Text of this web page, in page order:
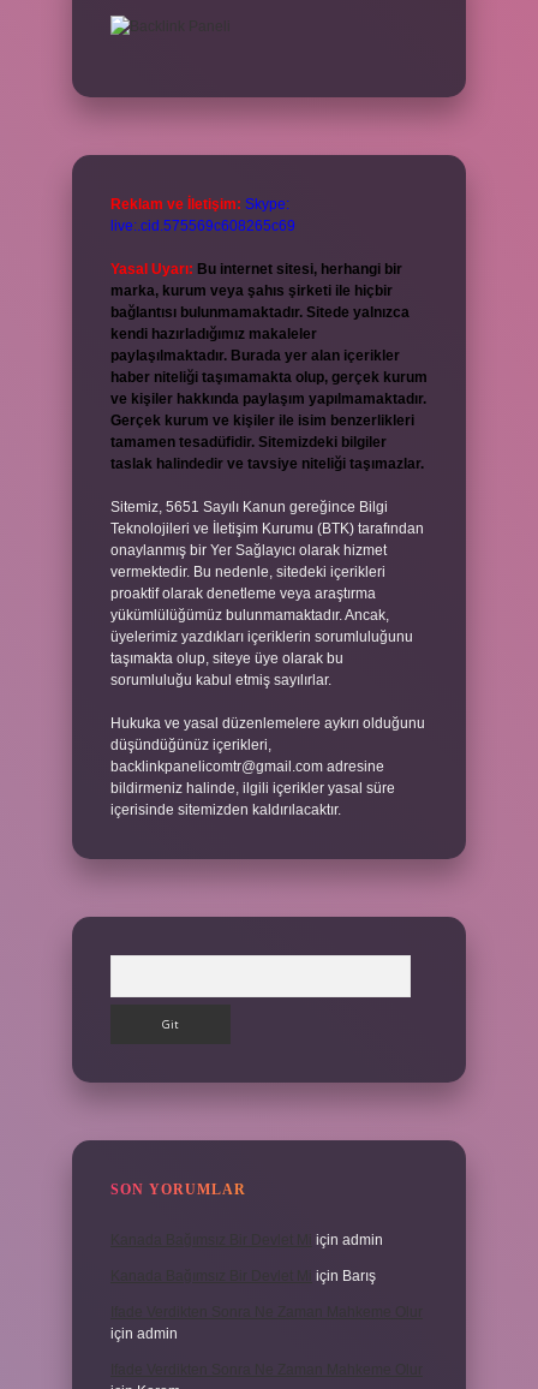
Reklam ve İletişim: Skype:
live:.cid.575569c608265c69
Yasal Uyarı: Bu internet sitesi, herhangi bir
marka, kurum veya şahıs şirketi ile hiçbir
bağlantısı bulunmamaktadır. Sitede yalnızca
kendi hazırladığımız makaleler
paylaşılmaktadır. Burada yer alan içerikler
haber niteliği taşımamakta olup, gerçek kurum
ve kişiler hakkında paylaşım yapılmamaktadır.
Gerçek kurum ve kişiler ile isim benzerlikleri
tamamen tesadüfidir. Sitemizdeki bilgiler
taslak halindedir ve tavsiye niteliği taşımazlar.
Sitemiz, 5651 Sayılı Kanun gereğince Bilgi
Teknolojileri ve İletişim Kurumu (BTK) tarafından
onaylanmış bir Yer Sağlayıcı olarak hizmet
vermektedir. Bu nedenle, sitedeki içerikleri
proaktif olarak denetleme veya araştırma
yükümlülüğümüz bulunmamaktadır. Ancak,
üyelerimiz yazdıkları içeriklerin sorumluluğunu
taşımakta olup, siteye üye olarak bu
sorumluluğu kabul etmiş sayılırlar.
Hukuka ve yasal düzenlemelere aykırı olduğunu
düşündüğünüz içerikleri,
backlinkpanelicomtr@gmail.com adresine
bildirmeniz halinde, ilgili içerikler yasal süre
içerisinde sitemizden kaldırılacaktır.
SON YORUMLAR
için admin
için Barış
için admin